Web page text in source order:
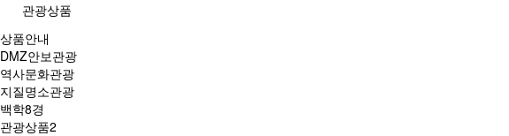
관광상품
상품안내
DMZ안보관광
역사문화관광
지질명소관광
백학8경
관광상품2